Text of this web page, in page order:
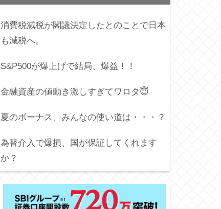
消費税減税が閣議決定したとのことで日本
も減税へ。
S&P500が爆上げで結局、爆益！！
金融資産の値動き激しすぎてワロタ😇
夏のボーナス、みんなの使い道は・・・？
為替介入で爆損、国が保証してくれます
か？